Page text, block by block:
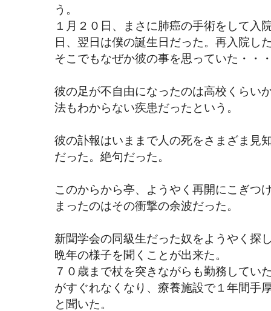
う。
１月２０日、まさに肺癌の手術をして入
日、翌日は僕の誕生日だった。再入院し
そこでもなぜか彼の事を思っていた・・
彼の足が不自由になったのは高校くらい
法もわからない疾患だったという。
彼の訃報はいままで人の死をさまざま見
だった。絶句だった。
このからから亭、ようやく再開にこぎつ
まったのはその衝撃の余波だった。
新聞学会の同級生だった奴をようやく探
晩年の様子を聞くことが出来た。
７０歳まで杖を突きながらも勤務してい
がすぐれなくなり、療養施設で１年間手
と聞いた。